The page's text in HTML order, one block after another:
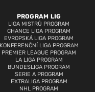
PROGRAM LIG
LIGA MISTRŮ PROGRAM
CHANCE LIGA PROGRAM
EVROPSKÁ LIGA PROGRAM
KONFERENČNÍ LIGA PROGRAM
PREMIER LEAGUE PROGRAM
LA LIGA PROGRAM
BUNDESLIGA PROGRAM
SERIE A PROGRAM
EXTRALIGA PROGRAM
NHL PROGRAM